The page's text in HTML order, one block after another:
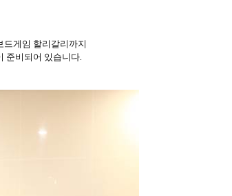
드게임 할리갈리까지
준비되어 있습니다.